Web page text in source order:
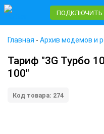
ПОДКЛЮЧИТЬ
Главная - Архив модемов и
Тариф "3G Турбо
100"
Код товара: 274